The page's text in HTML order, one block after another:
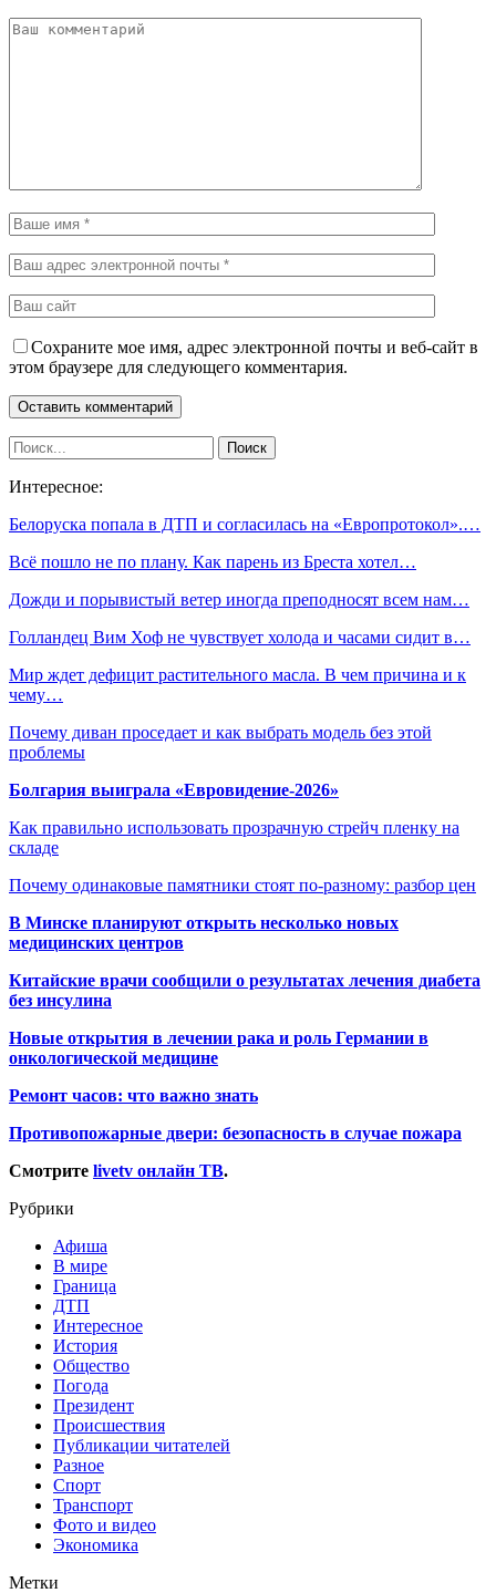
Сохраните мое имя, адрес электронной почты и веб-сайт в
этом браузере для следующего комментария.
Интересное:
Белоруска попала в ДТП и согласилась на «Европротокол».…
Всё пошло не по плану. Как парень из Бреста хотел…
Дожди и порывистый ветер иногда преподносят всем нам…
Голландец Вим Хоф не чувствует холода и часами сидит в…
Мир ждет дефицит растительного масла. В чем причина и к
чему…
Почему диван проседает и как выбрать модель без этой
проблемы
Болгария выиграла «Евровидение-2026»
Как правильно использовать прозрачную стрейч пленку на
складе
Почему одинаковые памятники стоят по-разному: разбор цен
В Минске планируют открыть несколько новых
медицинских центров
Китайские врачи сообщили о результатах лечения диабета
без инсулина
Новые открытия в лечении рака и роль Германии в
онкологической медицине
Ремонт часов: что важно знать
Противопожарные двери: безопасность в случае пожара
Смотрите livetv онлайн ТВ.
Рубрики
Афиша
В мире
Граница
ДТП
Интересное
История
Общество
Погода
Президент
Происшествия
Публикации читателей
Разное
Спорт
Транспорт
Фото и видео
Экономика
Метки